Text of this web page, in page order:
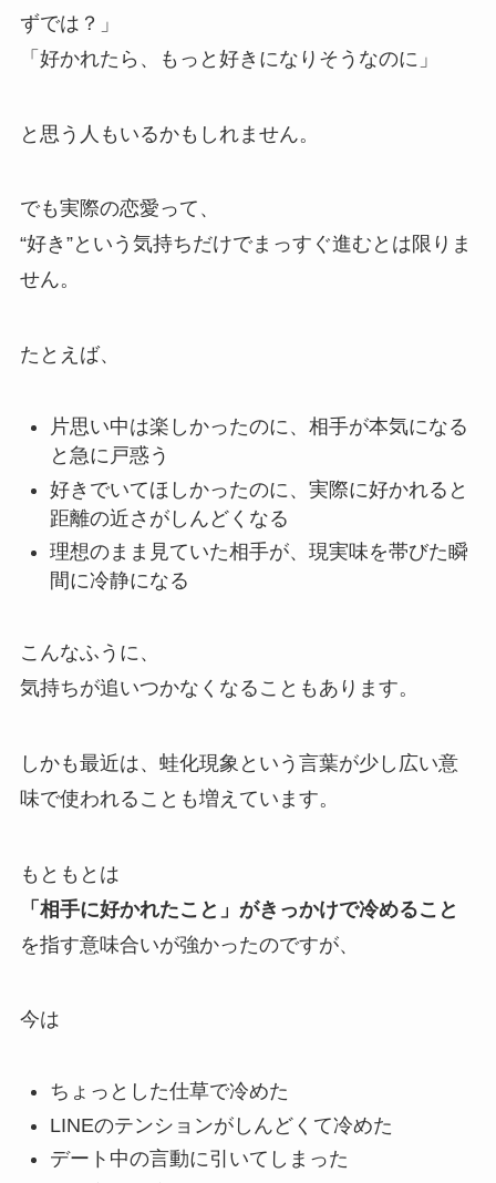
ずでは？」
「好かれたら、もっと好きになりそうなのに」
と思う人もいるかもしれません。
でも実際の恋愛って、
“好き”という気持ちだけでまっすぐ進むとは限りま
せん。
たとえば、
片思い中は楽しかったのに、相手が本気になる
と急に戸惑う
好きでいてほしかったのに、実際に好かれると
距離の近さがしんどくなる
理想のまま見ていた相手が、現実味を帯びた瞬
間に冷静になる
こんなふうに、
気持ちが追いつかなくなることもあります。
しかも最近は、蛙化現象という言葉が少し広い意
味で使われることも増えています。
もともとは
「相手に好かれたこと」がきっかけで冷めること
を指す意味合いが強かったのですが、
今は
ちょっとした仕草で冷めた
LINEのテンションがしんどくて冷めた
デート中の言動に引いてしまった